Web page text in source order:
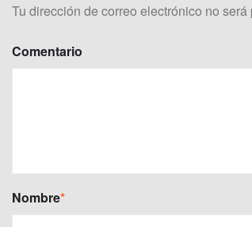
Tu dirección de correo electrónico no será
Comentario
Nombre*